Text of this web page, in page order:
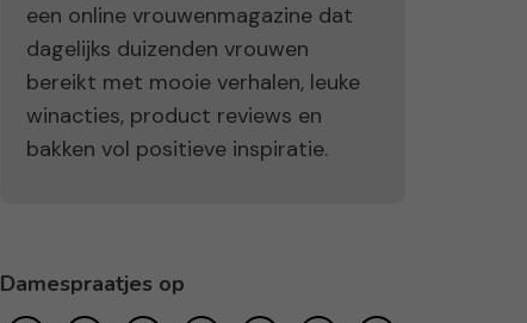
een online vrouwenmagazine dat
dagelijks duizenden vrouwen
bereikt met mooie verhalen, leuke
winacties, product reviews en
bakken vol positieve inspiratie.
Damespraatjes op